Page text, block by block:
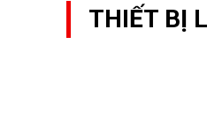
THIẾT BỊ